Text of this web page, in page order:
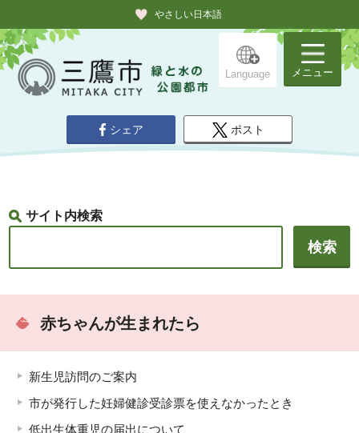
やさしい日本語
Language メニュー
シェア ポスト
サイト内検索
赤ちゃんが生まれたら
新生児訪問のご案内
市が発行した妊婦健診受診票を使えなかったとき
低出生体重児の届出について